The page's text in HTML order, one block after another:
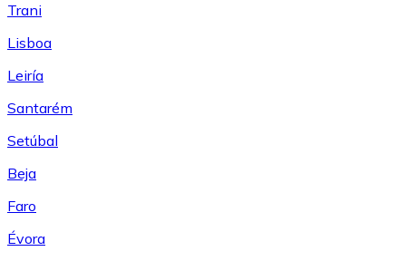
Trani
Lisboa
Leiría
Santarém
Setúbal
Beja
Faro
Évora